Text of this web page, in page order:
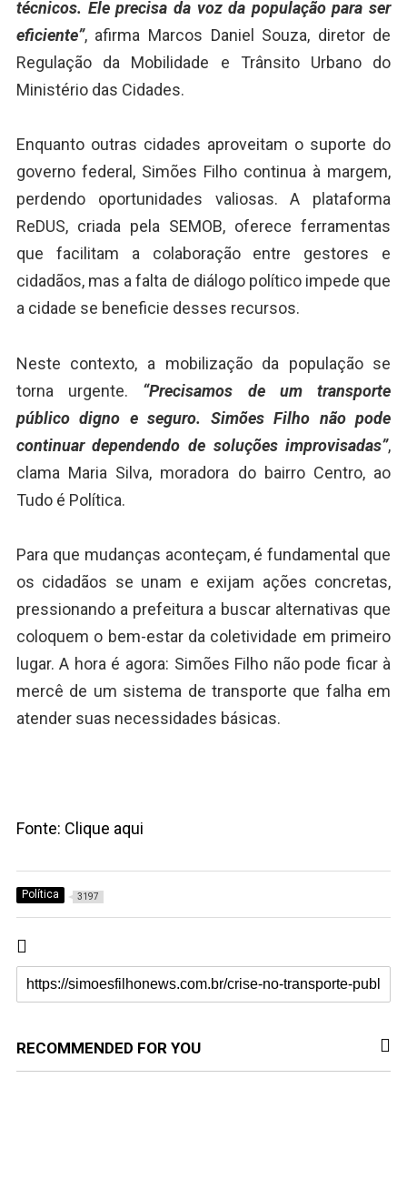
técnicos. Ele precisa da voz da população para ser
eficiente”, afirma Marcos Daniel Souza, diretor de
Regulação da Mobilidade e Trânsito Urbano do
Ministério das Cidades.
Enquanto outras cidades aproveitam o suporte do
governo federal, Simões Filho continua à margem,
perdendo oportunidades valiosas. A plataforma
ReDUS, criada pela SEMOB, oferece ferramentas
que facilitam a colaboração entre gestores e
cidadãos, mas a falta de diálogo político impede que
a cidade se beneficie desses recursos.
Neste contexto, a mobilização da população se
torna urgente. “Precisamos de um transporte
público digno e seguro. Simões Filho não pode
continuar dependendo de soluções improvisadas”,
clama Maria Silva, moradora do bairro Centro, ao
Tudo é Política.
Para que mudanças aconteçam, é fundamental que
os cidadãos se unam e exijam ações concretas,
pressionando a prefeitura a buscar alternativas que
coloquem o bem-estar da coletividade em primeiro
lugar. A hora é agora: Simões Filho não pode ficar à
mercê de um sistema de transporte que falha em
atender suas necessidades básicas.
Fonte: Clique aqui
Política 3197
RECOMMENDED FOR YOU